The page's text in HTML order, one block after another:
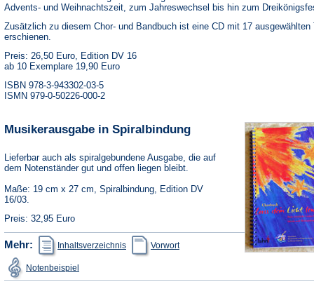
Advents- und Weihnachtszeit, zum Jahreswechsel bis hin zum
Zusätzlich zu diesem Chor- und Bandbuch ist eine CD mit 17 ausgewählten
erschienen.
Preis: 26,50 Euro, Edition DV 16
ab 10 Exemplare 19,90 Euro
ISBN 978-3-943302-03-5
ISMN 979-0-50226-000-2
Musikerausgabe in Spiralbindung
Lieferbar auch als spiralgebundene Ausgabe, die auf
dem Notenständer gut und offen liegen bleibt.
Maße: 19 cm x 27 cm, Spiralbindung, Edition DV
16/03.
Preis: 32,95 Euro
Mehr: Inhaltsverzeichnis
(Öffnet
in
einem
Tab)
Vorwortin
Tab)
Notenbeispiel in
einem